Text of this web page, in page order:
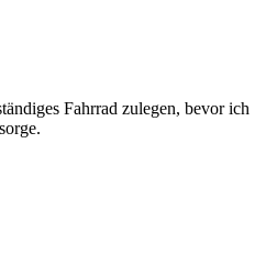
Fahrrad zulegen, bevor ich